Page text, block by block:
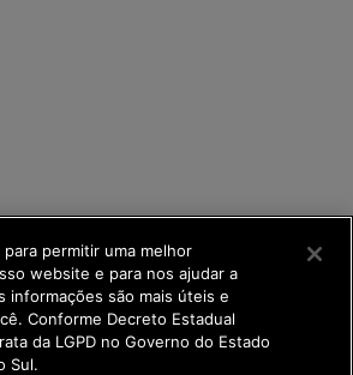
permitir uma melhor
website e para nos ajudar a
informações são mais úteis e
Conforme Decreto Estadual
da LGPD no Governo do Estado
Sul.